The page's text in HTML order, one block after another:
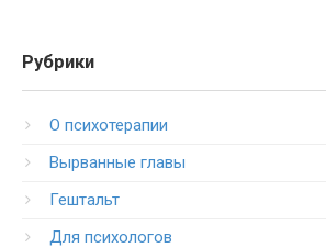
Рубрики
O психотерапии
Вырванные главы
Гештальт
Для психологов